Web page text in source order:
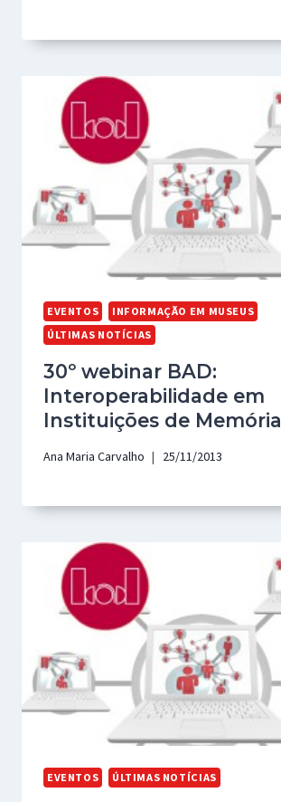
EVENTOS
INFORMAÇÃO EM MUSEUS
ÚLTIMAS NOTÍCIAS
30º webinar BAD:
Interoperabilidade em
Instituições de Memória
Ana Maria Carvalho 25/11/2013
EVENTOS ÚLTIMAS NOTÍCIAS